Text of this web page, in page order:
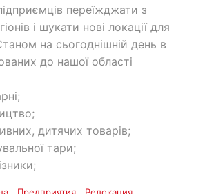
переїжджати з
і шукати нові локації для
на сьогоднішній день в
до нашої області
дитячих товарів;
тари;